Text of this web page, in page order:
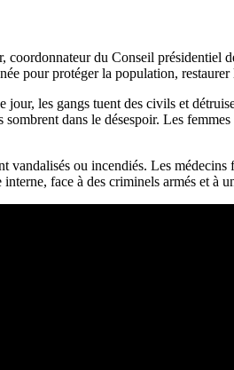
du Conseil présidentiel
pour protéger la population,
les gangs tuent des civils et
dans le désespoir. Les
ou incendiés. Les
face à des criminels armés et à